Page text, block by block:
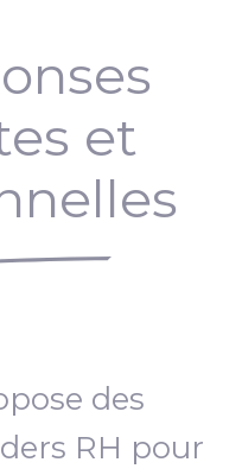
et
des
RH pour